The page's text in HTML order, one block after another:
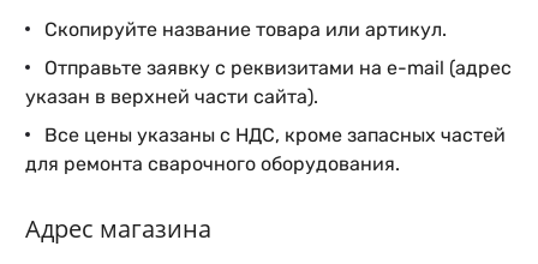
Скопируйте название товара или артикул.
Отправьте заявку с реквизитами на e-mail (адрес
указан в верхней части сайта).
Все цены указаны с НДС, кроме запасных частей
для ремонта сварочного оборудования.
Адрес магазина